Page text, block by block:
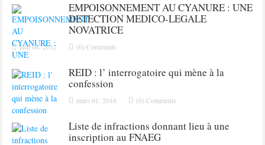
EMPOISONNEMENT AU CYANURE : UNE
DETECTION MEDICO-LEGALE
NOVATRICE
juin 04, 2012 (0) Comments
REID : l’ interrogatoire qui mène à la
confession
mars 01, 2016 (0) Comments
Liste de infractions donnant lieu à une
inscription au FNAEG